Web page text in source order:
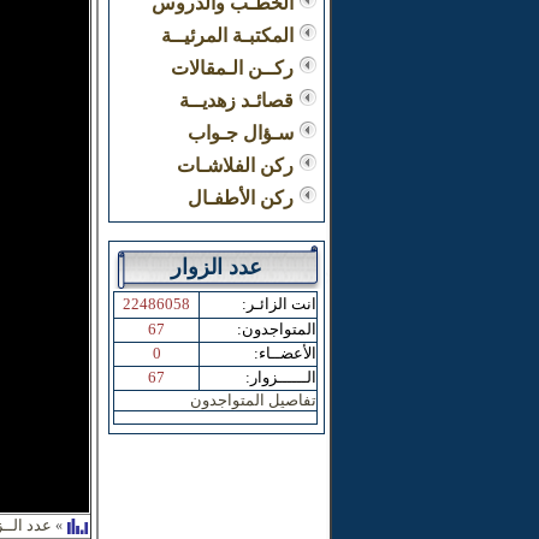
»عدد
المكتبـة المرئيــة
ركــن الـمقالات
قصائـد زهديــة
سـؤال جـواب
ركن الفلاشـات
ركن الأطفـال
عدد الزوار
22486058
:انت الزائـر
67
:المتواجدون
0
:الأعضــاء
67
:الــــــزوار
تفاصيل المتواجدون